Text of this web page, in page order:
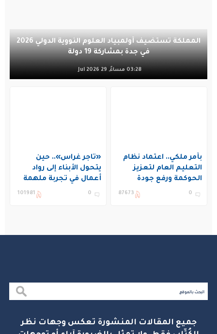
المملكة تستضيف أولمبياد العلوم النووية الدولي 2026
في جدة بمشاركة 19 دولة
03:28 مساءً, 29 Jul 2026
بأمر ملكي.. اعتماد نظام
التعليم العام لتعزيز
الحوكمة ورفع جودة
التعليم في المملكة
0
87673
«تاجر غراس».. حين
يتحول الأبناء إلى رواد
أعمال في تجربة ملهمة
بنادي غراس الصيفي
0
101981
جميع المقالات المنشورة تعكس وجهات نظر